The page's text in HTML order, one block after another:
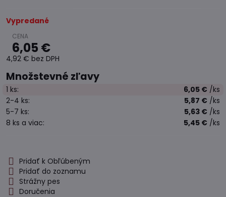
Vypredané
6,05 €
4,92 € bez DPH
Množstevné zľavy
1 ks: 6,05 € /ks
2-4 ks: 5,87 € /ks
5-7 ks: 5,63 € /ks
8 ks a viac: 5,45 € /ks
Pridať k Obľúbeným
Pridať do zoznamu
Strážny pes
Doručenia